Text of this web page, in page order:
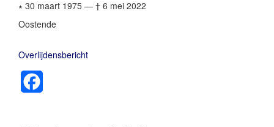
∗ 30 maart 1975 — † 6 mei 2022
Oostende
Overlijdensbericht